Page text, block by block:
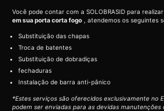
Você pode contar com a SOLOBRASID para
em sua porta corta fogo , atendemos os seguintes
Substituição das chapas
Troca de batentes
Substituição de dobradiças
fechaduras
Instalação de barra anti-pânico
*Estes serviços são oferecidos exclusivamente no
podem ser enviadas para as devidas manutenções